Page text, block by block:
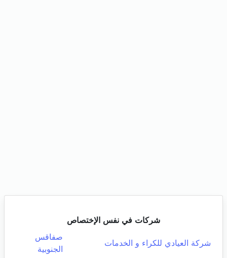
شركات في نفس الإختصاص
شركة العيادي للكراء و الخدمات
صفاقس
الجنوبية